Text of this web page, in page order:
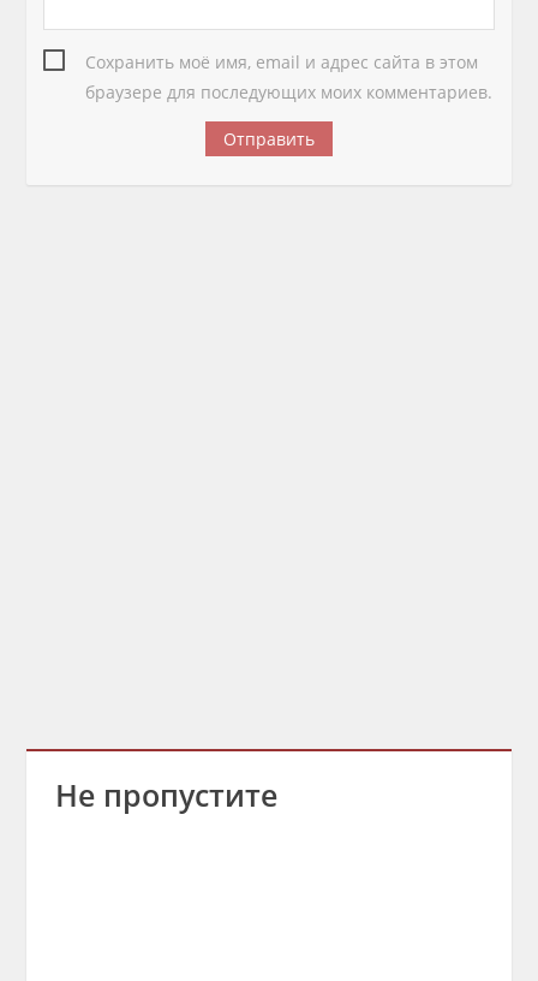
Сохранить моё имя, email и адрес сайта в этом
браузере для последующих моих комментариев.
Не пропустите